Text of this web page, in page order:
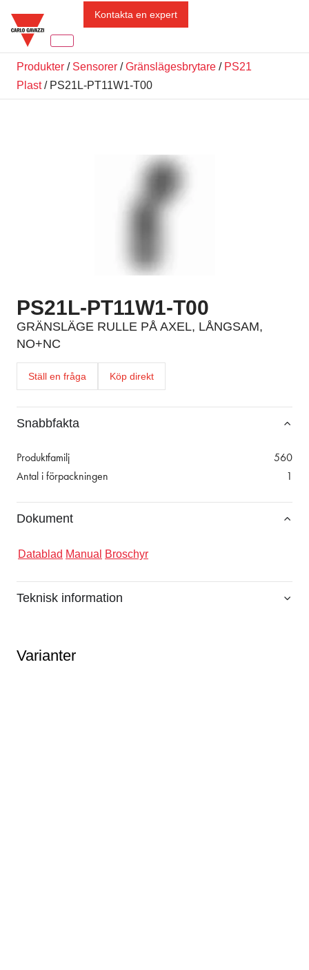
Kontakta en expert
Produkter / Sensorer /Gränslägesbrytare / PS21
Plast/ PS21L-PT11W1-T00
PS21L-PT11W1-T00
GRÄNSLÄGE RULLE PÅ AXEL, LÅNGSAM,
NO+NC
Ställ en fråga Köp direkt
Snabbfakta
Produktfamilj
560
Antal i förpackningen
1
Dokument
Datablad Manual Broschyr
Teknisk information
Varianter